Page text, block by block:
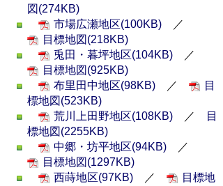
図(274KB)
市場広瀬地区(100KB) ／
目標地図(218KB)
兎田・暮坪地区(104KB) ／
目標地図(925KB)
布里田中地区(98KB) ／
目
標地図(523KB)
荒川上田野地区(108KB) ／
目
標地図(2255KB)
中郷・坊平地区(94KB) ／
目標地図(1297KB)
西蒔地区(97KB) ／
目標地